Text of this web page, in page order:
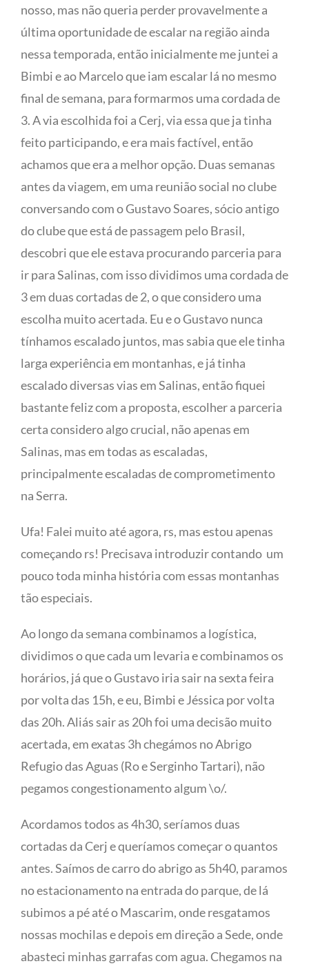
nosso, mas não queria perder provavelmente a
última oportunidade de escalar na região ainda
nessa temporada, então inicialmente me juntei a
Bimbi e ao Marcelo que iam escalar lá no mesmo
final de semana, para formarmos uma cordada de
3. A via escolhida foi a Cerj, via essa que ja tinha
feito participando, e era mais factível, então
achamos que era a melhor opção. Duas semanas
antes da viagem, em uma reunião social no clube
conversando com o Gustavo Soares, sócio antigo
do clube que está de passagem pelo Brasil,
descobri que ele estava procurando parceria para
ir para Salinas, com isso dividimos uma cordada de
3 em duas cortadas de 2, o que considero uma
escolha muito acertada. Eu e o Gustavo nunca
tínhamos escalado juntos, mas sabia que ele tinha
larga experiência em montanhas, e já tinha
escalado diversas vias em Salinas, então fiquei
bastante feliz com a proposta, escolher a parceria
certa considero algo crucial, não apenas em
Salinas, mas em todas as escaladas,
principalmente escaladas de comprometimento
na Serra.
Ufa! Falei muito até agora, rs, mas estou apenas
começando rs! Precisava introduzir contando um
pouco toda minha história com essas montanhas
tão especiais.
Ao longo da semana combinamos a logística,
dividimos o que cada um levaria e combinamos os
horários, já que o Gustavo iria sair na sexta feira
por volta das 15h, e eu, Bimbi e Jéssica por volta
das 20h. Aliás sair as 20h foi uma decisão muito
acertada, em exatas 3h chegámos no Abrigo
Refugio das Aguas (Ro e Serginho Tartari), não
pegamos congestionamento algum \o/.
Acordamos todos as 4h30, seríamos duas
cortadas da Cerj e queríamos começar o quantos
antes. Saímos de carro do abrigo as 5h40, paramos
no estacionamento na entrada do parque, de lá
subimos a pé até o Mascarim, onde resgatamos
nossas mochilas e depois em direção a Sede, onde
abasteci minhas garrafas com agua. Chegamos na